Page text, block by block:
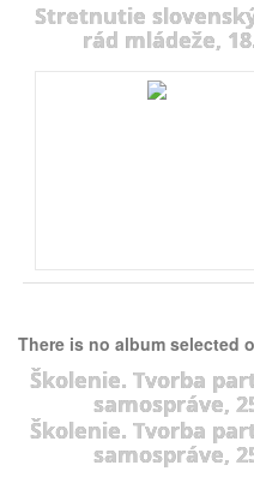
Stretnutie
rád mládeže,
There is no album selected
Školenie. Tvorba
samospráve,
Školenie. Tvorba
samospráve,